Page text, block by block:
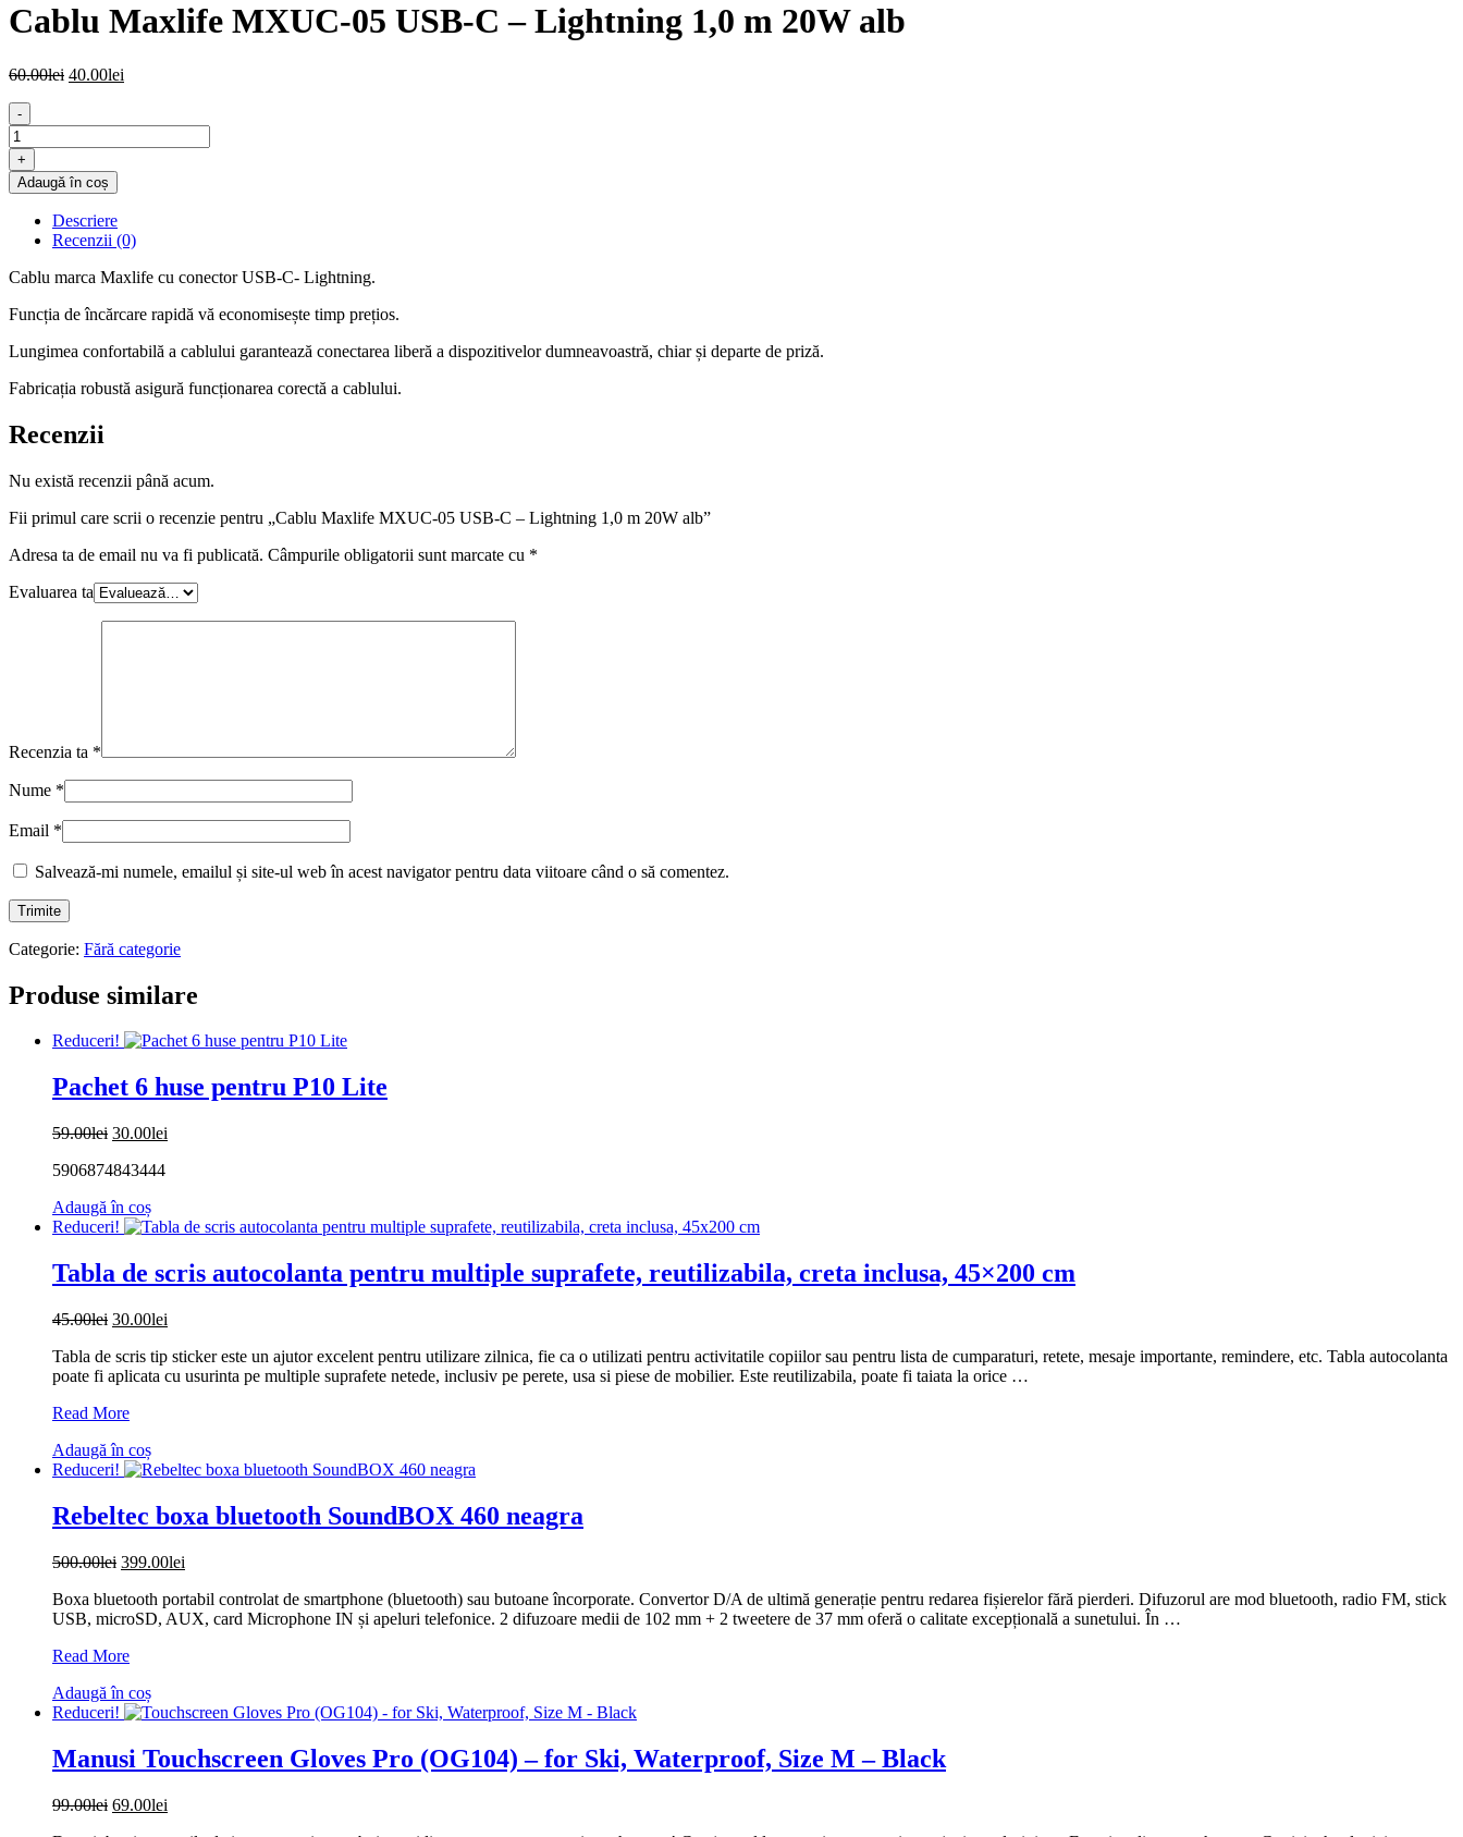
Cablu Maxlife MXUC-05 USB-C – Lightning 1,0 m 20W alb
60.00lei Prețul
fost:
60.00lei.
40.00lei
40.00lei.
-
Cantitate
Cablu
Maxlife
MXUC-
-
1,0
20W
+
Adaugă în coș
Descriere
Recenzii (0)
Cablu marca Maxlife cu conector USB-C- Lightning.
Funcția de încărcare rapidă vă economisește timp prețios.
Lungimea confortabilă a cablului garantează conectarea liberă a dispozitivelor dumneavoastră, chiar și departe de priză.
Fabricația robustă asigură funcționarea corectă a cablului.
Recenzii
Nu există recenzii până acum.
Fii primul care scrii o recenzie pentru „Cablu Maxlife MXUC-05 USB-C – Lightning 1,0 m 20W alb”
Adresa ta de email nu va fi publicată. Câmpurile obligatorii sunt marcate cu *
Evaluarea ta
Recenzia ta *
Nume *
Email *
Salvează-mi numele, emailul și site-ul web în acest navigator pentru data viitoare când o să comentez.
Categorie: Fără categorie
Produse similare
Reduceri!
Pachet 6 huse pentru P10 Lite
59.00lei Prețul
a
59.00lei.
30.00lei
5906874843444
Adaugă în coș
Reduceri!
Tabla de scris autocolanta pentru multiple suprafete, reutilizabila, creta inclusa, 45×200 cm
45.00lei Prețul
a
fost:
30.00lei
este:
30.00lei.
Tabla de scris tip sticker este un ajutor excelent pentru utilizare zilnica, fie ca o utilizati pentru activitatile copiilor sau pentru lista de cumparaturi, retete, mesaje importante, remindere, etc. Tabla autocolanta
poate fi aplicata cu usurinta pe multiple suprafete netede, inclusiv pe perete, usa si piese de mobilier. Este reutilizabila, poate fi taiata la orice …
Tabla
scris
autocolanta
multiple
suprafete,
creta
45×200
cm
Read More
Adaugă în coș
Reduceri!
Rebeltec boxa bluetooth SoundBOX 460 neagra
500.00lei Prețul
a
fost:
399.00lei
este:
399.00lei.
Boxa bluetooth portabil controlat de smartphone (bluetooth) sau butoane încorporate. Convertor D/A de ultimă generație pentru redarea fișierelor fără pierderi. Difuzorul are mod bluetooth, radio FM, stick
USB, microSD, AUX, card Microphone IN și apeluri telefonice. 2 difuzoare medii de 102 mm + 2 tweetere de 37 mm oferă o calitate excepțională a sunetului. În …
Rebeltec
bluetooth
SoundBOX
neagra
Read More
Adaugă în coș
Reduceri!
Manusi Touchscreen Gloves Pro (OG104) – for Ski, Waterproof, Size M – Black
99.00lei Prețul
69.00lei